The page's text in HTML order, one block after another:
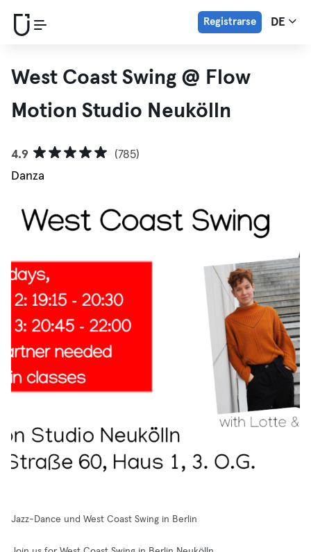
Registrarse DE
West Coast Swing @ Flow
Motion Studio Neukölln
4.9
(785)
Danza
Jazz-Dance und West Coast Swing in Berlin